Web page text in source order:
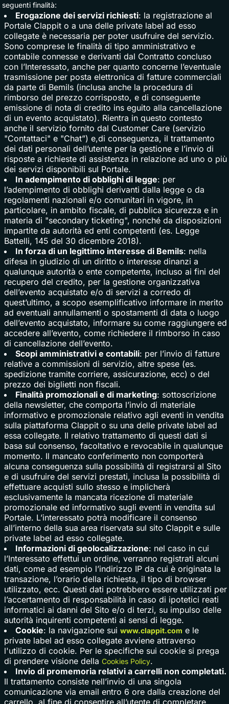
seguenti finalità:
Erogazione dei servizi richiesti: la registrazione al
Portale Clappit o a una delle private label ad esso
collegate è necessaria per poter usufruire del servizio.
Sono comprese le finalità di tipo amministrativo e
contabile connesse e derivanti dal Contratto concluso
con l’Interessato, anche per quanto concerne l’eventuale
trasmissione per posta elettronica di fatture commerciali
da parte di Bemils (inclusa anche la procedura di
rimborso del prezzo corrisposto, e di conseguente
emissione di nota di credito ins eguito alla cancellazione
di un evento acquistato). Rientra in questo contesto
anche il servizio fornito dal Customer Care (servizio
"Contattaci" e "Chat”) e,di conseguenza, il trattamento
dei dati personali dell’utente per la gestione e l’invio di
risposte a richieste di assistenza in relazione ad uno o più
dei servizi disponibili sul Portale.
In adempimento di obblighi di legge: per
l’adempimento di obblighi derivanti dalla legge o da
regolamenti nazionali e/o comunitari in vigore, in
particolare, in ambito fiscale, di pubblica sicurezza e in
materia di "secondary ticketing", nonché da disposizioni
impartite da autorità ed enti competenti (es. Legge
Battelli, 145 del 30 dicembre 2018).
In forza di un legittimo interesse di Bemils: nella
difesa in giudizio di un diritto o interesse dinanzi a
qualunque autorità o ente competente, incluso ai fini del
recupero del credito, per la gestione organizzativa
dell’evento acquistato e/o di servizi a corredo di
quest’ultimo, a scopo esemplificativo informare in merito
ad eventuali annullamenti o spostamenti di data o luogo
dell’evento acquistato, informare su come raggiungere ed
accedere all’evento, come richiedere il rimborso in caso
di cancellazione dell’evento.
Scopi amministrativi e contabili: per l’invio di fatture
relative a commissioni di servizio, altre spese (es.
spedizione tramite corriere, assicurazione, ecc) o del
prezzo dei biglietti non fiscali.
Finalità promozionali e di marketing: sottoscrizione
della newsletter, che comporta l’invio di materiale
informativo e promozionale relativo agli eventi in vendita
sulla piattaforma Clappit o su una delle private label ad
essa collegate. Il relativo trattamento di questi dati si
basa sul consenso, facoltativo e revocabile in qualunque
momento. Il mancato conferimento non comporterà
alcuna conseguenza sulla possibilità di registrarsi al Sito
e di usufruire del servizi prestati, inclusa la possibilità di
effettuare acquisti sullo stesso e implicherà
esclusivamente la mancata ricezione di materiale
promozionale ed informativo sugli eventi in vendita sul
Portale. L’interessato potrà modificare il consenso
all’interno della sua area riservata sul sito Clappit e sulle
private label ad esso collegate.
Informazioni di geolocalizzazione: nel caso in cui
l’Interessato effettui un ordine, verranno registrati alcuni
dati, come ad esempio l’indirizzo IP da cui è originata la
transazione, l’orario della richiesta, il tipo di browser
utilizzato, ecc. Questi dati potrebbero essere utilizzati per
l’accertamento di responsabilità in caso di ipotetici reati
informatici ai danni del Sito e/o di terzi, su impulso delle
autorità inquirenti competenti ai sensi di legge.
Cookie: la navigazione sui www.clappit.com e le
private label ad esso collegate avviene attraverso
l'utilizzo di cookie. Per le specifiche sui cookie si prega
di prendere visione della Cookies Policy.
Invio di promemoria relativi a carrelli non completati.
Il trattamento consiste nell’invio di una singola
comunicazione via email entro 6 ore dalla creazione del